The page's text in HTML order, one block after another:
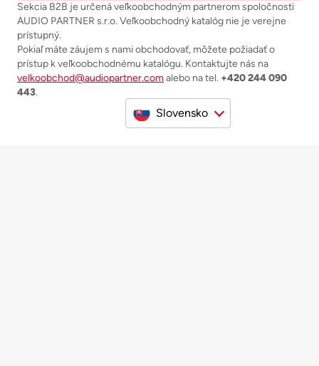
Sekcia B2B je určená veľkoobchodným partnerom spoločnosti
AUDIO PARTNER s.r.o. Veľkoobchodný katalóg nie je verejne
prístupný.
Pokiaľ máte záujem s nami obchodovať, môžete požiadať o
prístup k veľkoobchodnému katalógu. Kontaktujte nás na
velkoobchod@audiopartner.comalebo na tel. +420 244 090
443.
Slovensko